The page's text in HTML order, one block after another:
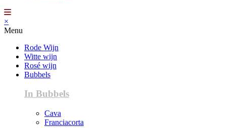
×
Menu
Rode Wijn
Witte wijn
Rosé wijn
Bubbels
In Bubbels
Cava
Franciacorta